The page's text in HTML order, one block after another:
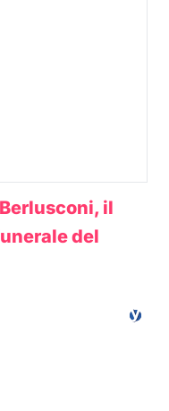
il
del